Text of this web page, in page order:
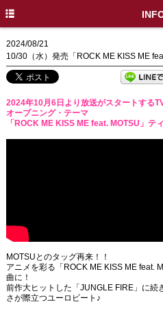
2024/08/21
10/30（水）発売「ROCK ME KISS ME
2024年10月6日より放送がスタートする
オープニング・テーマ
「ROCK ME KISS ME feat. MOTSU」テ
MOTSUとのタッグ再来！！
アニメを彩る「ROCK ME KISS ME feat.
曲に！
前作大ヒットした「JUNGLE FIRE」に続
さが際立つユーロビート♪
HOME
INFO
DISC
LIVE / EVENT
SPECIAL
X